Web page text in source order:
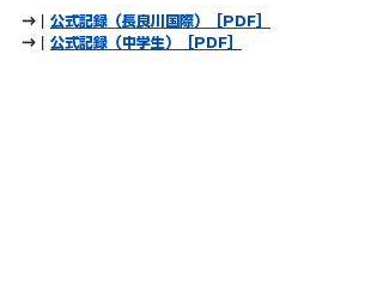
→｜ 公式記録（長良川国際）［PDF］
→｜ 公式記録（中学生）［PDF］